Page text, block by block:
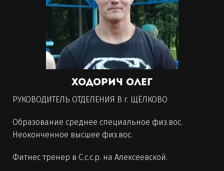
Ходорич Олег
РУКОВОДИТЕЛЬ ОТДЕЛЕНИЯ В г. ЩЁЛКОВО
Образование среднее специальное физ.вос.
Неоконченное высшее физ.вос.
Фитнес тренер в С.с.с.р. на Алексеевской.